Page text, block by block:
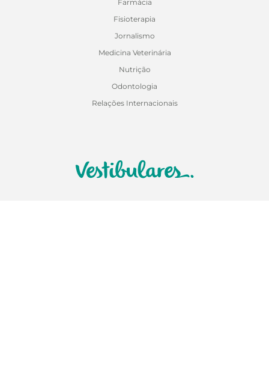
Farmácia
Fisioterapia
Jornalismo
Medicina Veterinária
Nutrição
Odontologia
Relações Internacionais